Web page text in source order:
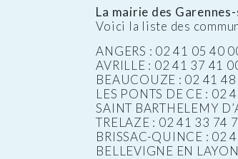
La mairie des
Voici la liste des
ANGERS : 02 41 05 40
AVRILLE : 02 41 37 41
BEAUCOUZE : 02 41
LES PONTS DE CE : 02
SAINT BARTHELEMY
TRELAZE : 02 41 33 74
BRISSAC-QUINCE : 02
BELLEVIGNE EN